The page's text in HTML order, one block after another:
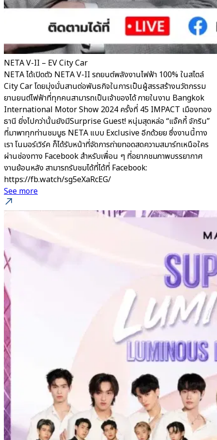
NETA V-II – EV City Car
NETA ได้เปิดตัว NETA V-II รถยนต์พลังงานไฟฟ้า 100% ในสไตล์
City Car โดยมุ่งมั่นสานต่อพันธกิจในการเป็นผู้สรรสร้างนวัตกรรม
ยานยนต์ไฟฟ้าที่ทุกคนสามารถเป็นเจ้าของได้ ภายในงาน Bangkok
International Motor Show 2024 ครั้งที่ 45 IMPACT เมืองทอง
ธานี ยิ่งไปกว่านั้นยังมีSurprise Guest! หนุ่มสุดหล่อ “แจ๊คกี้ จักริน”
ที่มาพาทุกท่านชมบูธ NETA แบบ Exclusive อีกด้วยย ซึ่งงานนี้ทาง
เรา โนมอร์เวิร์ค ก็ได้รับหน้าที่จัดการถ่ายทอดสดความสมาร์ทเหนือใคร
ผ่านช่องทาง Facebook สำหรับเพื่อน ๆ ที่อยากชมภาพบรรยากาศ
งานย้อนหลัง สามารถรับชมได้ที่ได้ที่ Facebook:
https://fb.watch/sg5eXaRcEG/
See more